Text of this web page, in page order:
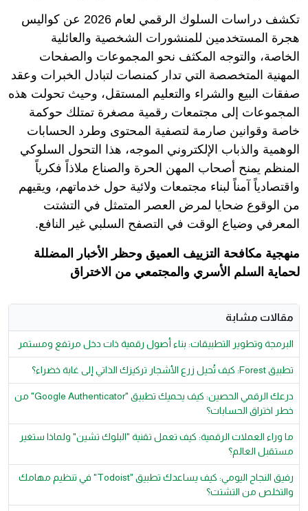
تكشف دراسات السلوك الرقمي لعام 2026 عن كواليس
هجرة المستخدمين للمنشورات الشخصية والعائلية
الخاصة، والتوجه المكثف نحو المجموعات والصفحات
المهنية المتخصصة التي تدار كمنصات لتبادل الخبرات وعقد
صفقات البيع والشراء والتعليم المستقل، وحيث تحولت هذه
المجموعات إلى مجتمعات رقمية مصغرة تمتلك حوكمة
خاصة وقوانين صارمة لتصفية المحتوى وطرد الحسابات
الوهمية والذباب الإلكتروني الموجه، هذا التحول السلوكي
المنظم يمنح أصحاب المهن الحرة والصناع ملاذاً فكرياً
واقتصادياً آمناً لبناء مجتمعات ولائية حول خدماتهم، ويقيهم
من الوقوع ضحايا لمرض العصر المتمثل في التشتت
المعرفي وضياع الوقت في التصفح السلبي غير النافع.
منهجية مكافحة التزييف العميق وحظر الأخبار المضللة
لحماية السلم الأسري والمجتمعي من الاختراق
مقالات مشابة
البرمجة وتطوير التطبيقات: بناء أصول رقمية ذات دخل مرتفع ومستمر
تطبيق Forest: كيف تُحيل زرع الأشجار تركيزك الذاتي إلى غابة خضراء؟
درعك الرقمي الحصين: كيف يحميك تطبيق "Google Authenticator" من
خطر اختراق الحسابات؟
ما وراء العملات الرقمية: كيف تعمل تقنية "البلوك تشين" ولماذا ستغير
مستقبل العالم؟
رفيق النجاح اليومي: كيف يساعدك تطبيق "Todoist" في تنظيم مهامك
والتخلص من التشتت؟